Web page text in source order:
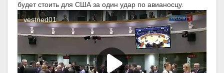
будет стоить для США за один удар по авианосцу.